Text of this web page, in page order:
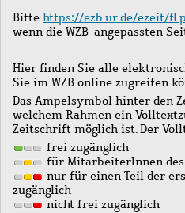
Bitte https://ezb.ur.de/ezeit/
wenn die WZB-angepassten
Hier finden Sie alle
Sie im WZB online zugreifen
Das Ampelsymbol hinter den
welchem Rahmen ein
Zeitschrift möglich ist. Der
frei zugänglich
für MitarbeiterInnen
nur für einen Teil der
zugänglich
nicht frei zugänglich